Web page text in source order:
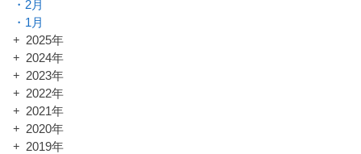
2月
1月
2025年
2024年
2023年
2022年
2021年
2020年
2019年